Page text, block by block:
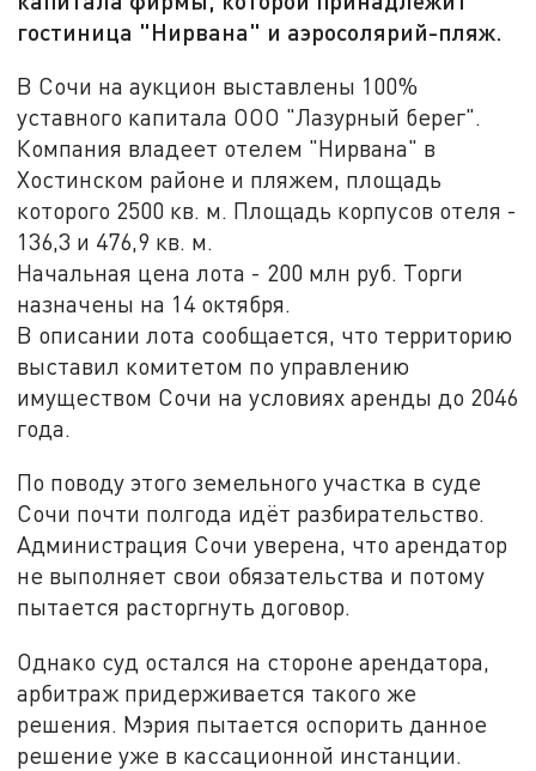
гостиница "Нирвана" и аэросолярий-пляж.
В Сочи на аукцион выставлены 100%
уставного капитала ООО "Лазурный берег".
Компания владеет отелем "Нирвана" в
Хостинском районе и пляжем, площадь
которого 2500 кв. м. Площадь корпусов отеля -
136,3 и 476,9 кв. м.
Начальная цена лота - 200 млн руб. Торги
назначены на 14 октября.
В описании лота сообщается, что территорию
выставил комитетом по управлению
имуществом Сочи на условиях аренды до 2046
года.
По поводу этого земельного участка в суде
Сочи почти полгода идёт разбирательство.
Администрация Сочи уверена, что арендатор
не выполняет свои обязательства и потому
пытается расторгнуть договор.
Однако суд остался на стороне арендатора,
арбитраж придерживается такого же
решения. Мэрия пытается оспорить данное
решение уже в кассационной инстанции.